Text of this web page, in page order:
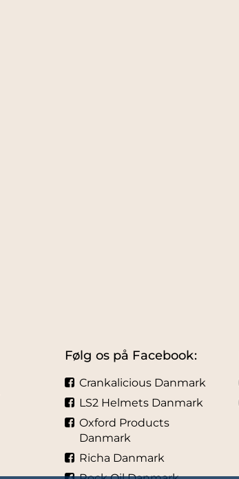
Følg os på Facebook:
Crankalicious Danmark
LS2 Helmets Danmark
Oxford Products
Danmark
Richa Danmark